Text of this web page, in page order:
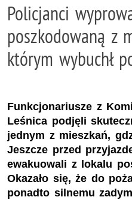
Policjanci
poszkodowaną z
którym wybuchł
Funkcjonariusze z
Leśnica podjęli
jednym z mieszkań,
Jeszcze przed
ewakuowali z lokalu
Okazało się, że do
ponadto silnemu